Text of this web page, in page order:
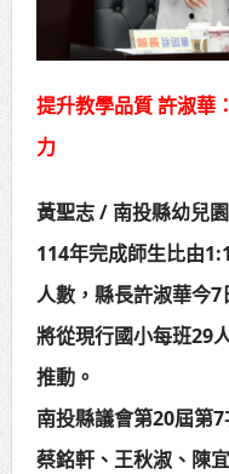
高雄東照山
法比賽 圓滿落
賴清德總統
不對稱戰力
蔣萬安再拋
邁組閣
賴總統肯定
圍者 允諾完善
提升教學品質 許淑華
力
黃聖志 / 南投縣幼兒
114年完成師生比由
人數，縣長許淑華今
將從現行國小每班29
推動。
南投縣議會第20屆第
蔡銘軒、王秋淑、陳